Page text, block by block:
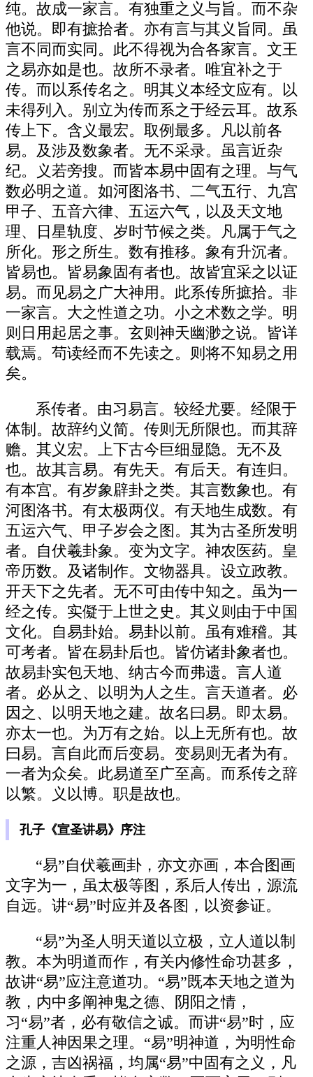
纯。故成一家言。有独重之义与旨。而不杂
他说。即有摭拾者。亦有言与其义旨同。虽
言不同而实同。此不得视为合各家言。文王
之易亦如是也。故所不录者。唯宜补之于
传。而以系传名之。明其义本经文应有。以
未得列入。别立为传而系之于经云耳。故系
传上下。含义最宏。取例最多。凡以前各
易。及涉及数象者。无不采录。虽言近杂
纪。义若旁搜。而皆本易中固有之理。与气
数必明之道。如河图洛书、二气五行、九宫
甲子、五音六律、五运六气，以及天文地
理、日星轨度、岁时节候之类。凡属于气之
所化。形之所生。数有推移。象有升沉者。
皆易也。皆易象固有者也。故皆宜采之以证
易。而见易之广大神用。此系传所摭拾。非
一家言。大之性道之功。小之术数之学。明
则日用起居之事。玄则神天幽渺之说。皆详
载焉。茍读经而不先读之。则将不知易之用
矣。
系传者。由习易言。较经尤要。经限于
体制。故辞约义简。传则无所限也。而其辞
赡。其义宏。上下古今巨细显隐。无不及
也。故其言易。有先天。有后天。有连归。
有本宫。有岁象辟卦之类。其言数象也。有
河图洛书。有太极两仪。有天地生成数。有
五运六气、甲子岁会之图。其为古圣所发明
者。自伏羲卦象。变为文字。神农医药。皇
帝历数。及诸制作。文物器具。设立政教。
开天下之先者。无不可由传中知之。虽为一
经之传。实儗于上世之史。其义则由于中国
文化。自易卦始。易卦以前。虽有难稽。其
可考者。皆在易卦后也。皆仿诸卦象者也。
故易卦实包天地、纳古今而弗遗。言人道
者。必从之、以明为人之生。言天道者。必
因之、以明天地之建。故名曰易。即太易。
亦太一也。为万有之始。以上无所有也。故
曰易。言自此而后变易。变易则无者为有。
一者为众矣。此易道至广至高。而系传之辞
以繁。义以博。职是故也。
孔子《宣圣讲易》序注
“易”自伏羲画卦，亦文亦画，本合图画
文字为一，虽太极等图，系后人传出，源流
自远。讲“易”时应并及各图，以资参证。
“易”为圣人明天道以立极，立人道以制
教。本为明道而作，有关内修性命功甚多，
故讲“易”应注意道功。“易”既本天地之道为
教，内中多阐神鬼之德、阴阳之情，
习“易”者，必有敬信之诚。而讲“易”时，应
注重人神因果之理。“易”明神道，为明性命
之源，吉凶祸福，均属“易”中固有之义，凡